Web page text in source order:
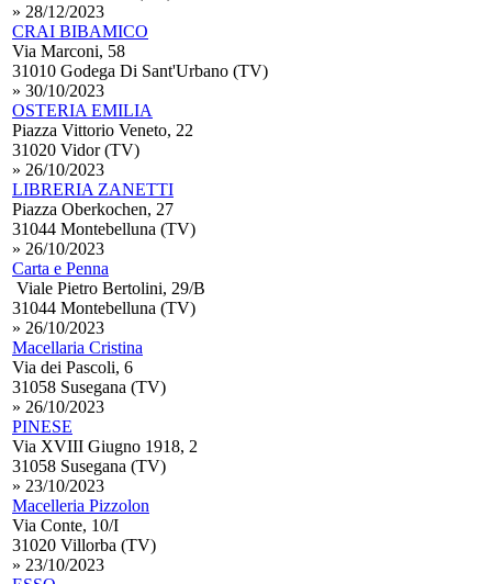
» 28/12/2023
CRAI BIBAMICO
Via Marconi, 58
31010 Godega Di Sant'Urbano (TV)
» 30/10/2023
OSTERIA EMILIA
Piazza Vittorio Veneto, 22
31020 Vidor (TV)
» 26/10/2023
LIBRERIA ZANETTI
Piazza Oberkochen, 27
31044 Montebelluna (TV)
» 26/10/2023
Carta e Penna
Viale Pietro Bertolini, 29/B
31044 Montebelluna (TV)
» 26/10/2023
Macellaria Cristina
Via dei Pascoli, 6
31058 Susegana (TV)
» 26/10/2023
PINESE
Via XVIII Giugno 1918, 2
31058 Susegana (TV)
» 23/10/2023
Macelleria Pizzolon
Via Conte, 10/I
31020 Villorba (TV)
» 23/10/2023